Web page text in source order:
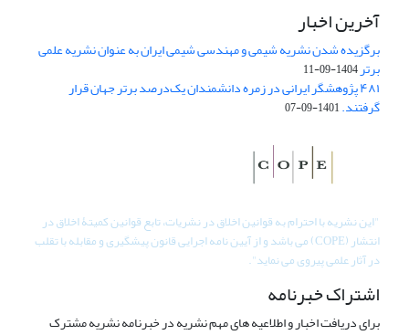
آخرین اخبار
برگزیده شدن نشریه شیمی و مهندسی شیمی ایران به عنوان نشریه علمی
برتر1404-09-11
۴۸۱ پژوهشگر ایرانی در زمره دانشمندان یک‌درصد برتر جهان قرار
گرفتند.1401-09-07
"این نشریه با احترام به قوانین اخلاق در نشریات، تابع قوانین کمیتۀ اخلاق در
انتشار (COPE) می باشد و از آیین نامه اجرایی قانون پیشگیری و مقابله با تقلب
در آثار علمی پیروی می نماید".
اشتراک خبرنامه
برای دریافت اخبار و اطلاعیه های مهم نشریه در خبرنامه نشریه مشترک